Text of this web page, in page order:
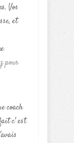
Vos
et
pour
coach
c' est